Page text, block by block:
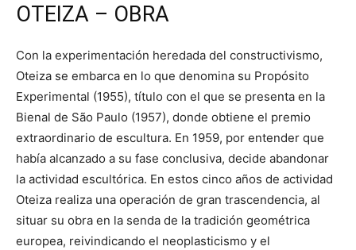
OTEIZA – OBRA
Con la experimentación heredada del constructivismo,
Oteiza se embarca en lo que denomina su Propósito
Experimental (1955), título con el que se presenta en la
Bienal de São Paulo (1957), donde obtiene el premio
extraordinario de escultura. En 1959, por entender que
había alcanzado a su fase conclusiva, decide abandonar
la actividad escultórica. En estos cinco años de actividad
Oteiza realiza una operación de gran trascendencia, al
situar su obra en la senda de la tradición geométrica
europea, reivindicando el neoplasticismo y el